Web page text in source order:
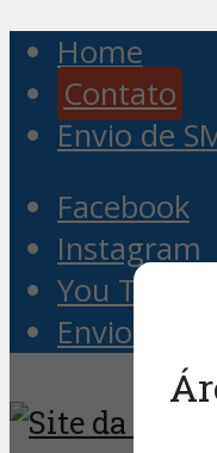
Home
Contato
Envio de
Facebook
Instagram
You Tube
Envio de